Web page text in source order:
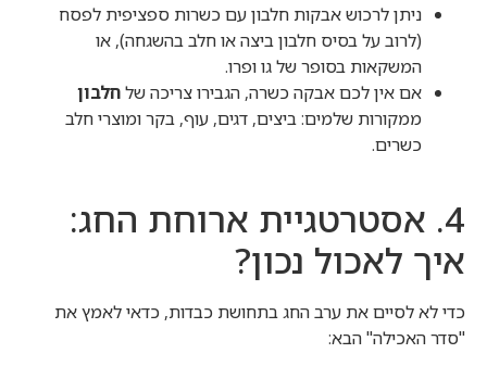
ניתן לרכוש אבקות חלבון עם כשרות ספציפית לפסח
(לרוב על בסיס חלבון ביצה או חלב בהשגחה), או
המשקאות בסופר של גו ופרו.
אם אין לכם אבקה כשרה, הגבירו צריכה שלחלבון
ממקורות שלמים: ביצים, דגים, עוף, בקר ומוצרי חלב
כשרים.
4. אסטרטגיית ארוחת החג:
איך לאכול נכון?
כדי לא לסיים את ערב החג בתחושת כבדות, כדאי לאמץ את
"סדר האכילה" הבא: